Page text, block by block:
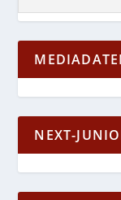
NEXT-